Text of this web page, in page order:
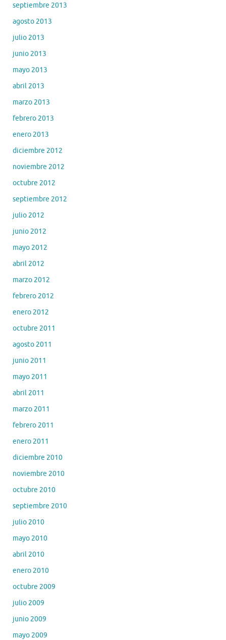
septiembre 2013
agosto 2013
julio 2013
junio 2013
mayo 2013
abril 2013
marzo 2013
febrero 2013
enero 2013
diciembre 2012
noviembre 2012
octubre 2012
septiembre 2012
julio 2012
junio 2012
mayo 2012
abril 2012
marzo 2012
febrero 2012
enero 2012
octubre 2011
agosto 2011
junio 2011
mayo 2011
abril 2011
marzo 2011
febrero 2011
enero 2011
diciembre 2010
noviembre 2010
octubre 2010
septiembre 2010
julio 2010
mayo 2010
abril 2010
enero 2010
octubre 2009
julio 2009
junio 2009
mayo 2009